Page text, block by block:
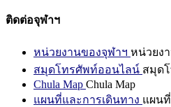
ติดต่อจุฬาฯ
หน่วยงานของจุฬาฯ หน่วยง
สมุดโทรศัพท์ออนไลน์ สมุด
Chula Map Chula Map
แผนที่และการเดินทาง แผน